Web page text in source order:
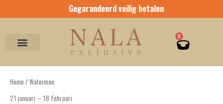
Gegarandeerd veilig betalen
0
Home / Waterman
21 januari – 18 februari